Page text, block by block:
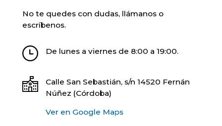
No te quedes con dudas, llámanos o
escríbenos.
De lunes a viernes de 8:00 a 19:00.
Calle San Sebastián, s/n 14520 Fernán
Núñez (Córdoba)
Ver en Google Maps